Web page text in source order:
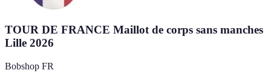
TOUR DE FRANCE Maillot de corps sans manches
Lille 2026
Bobshop FR